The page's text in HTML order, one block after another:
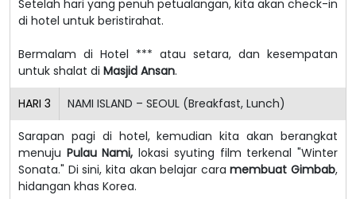
Setelah hari yang penuh petualangan, kita akan check-in
di hotel untuk beristirahat.
Bermalam di Hotel *** atau setara, dan kesempatan
untuk shalat di Masjid Ansan.
HARI 3 NAMI ISLAND – SEOUL (Breakfast, Lunch)
Sarapan pagi di hotel, kemudian kita akan berangkat
menuju Pulau Nami, lokasi syuting film terkenal "Winter
Sonata." Di sini, kita akan belajar caramembuat Gimbab,
hidangan khas Korea.